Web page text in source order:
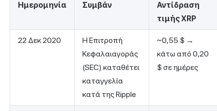
Ημερομηνία Συμβάν
Αντίδραση
τιμής XRP
22 Δεκ 2020
Η Επιτροπή
Κεφαλαιαγοράς
(SEC) καταθέτει
καταγγελία
κατά της Ripple
~0,55 $ →
κάτω από 0,20
$ σε ημέρες